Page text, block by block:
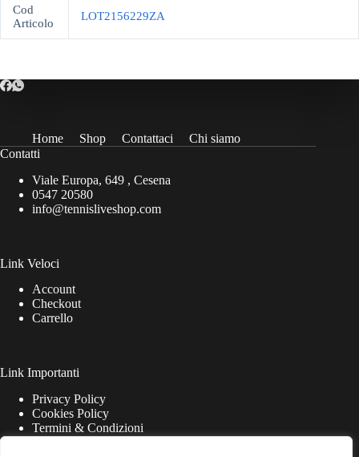
Cod
Articolo
LOT2156229ZA
Home Shop Contattaci
Chi siamo
Contatti
Viale Europa, 649 , Cesena
0547 20580
info@tennisliveshop.com
Link Veloci
Account
Checkout
Carrello
Link Importanti
Privacy Policy
Cookies Policy
Termini & Condizioni